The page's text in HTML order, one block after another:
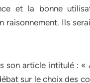
et la bonne
raisonnement. Ils
son article intitulé :
sur le choix des